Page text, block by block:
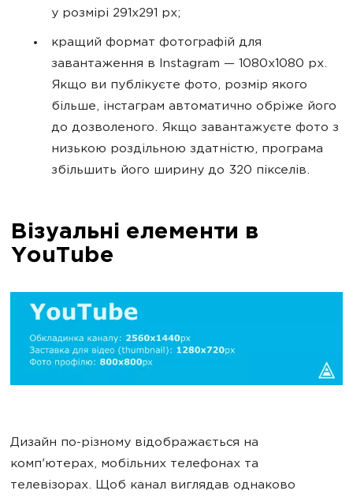
у розмірі 291x291 px;
кращий формат фотографій для
завантаження в Instagram — 1080x1080 px.
Якщо ви публікуєте фото, розмір якого
більше, інстаграм автоматично обріже його
до дозволеного. Якщо завантажуєте фото з
низькою роздільною здатністю, програма
збільшить його ширину до 320 пікселів.
Візуальні елементи в
YouTube
Дизайн по-різному відображається на
комп'ютерах, мобільних телефонах та
телевізорах. Щоб канал виглядав однаково